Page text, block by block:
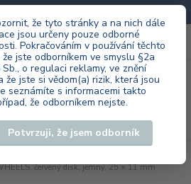
že tyto stránky a na nich dále
jsou určeny pouze odborné
Pokračováním v používání těchto
jste odborníkem ve smyslu §2a
o regulaci reklamy, ve znění
že jste si vědom(a) rizik, která jsou
seznámíte s informacemi takto
že odborníkem nejste.
Potvrzuji, že jsem odborník
Menu
Hledat
za0 Kč
červený disk, jemný, 25 × 11 mm